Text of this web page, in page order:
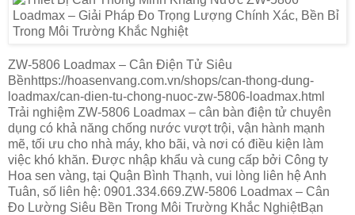
ZW-5806 Loadmax – Cân Điện Tử Siêu
Bềnhttps://hoasenvang.com.vn/shops/can-thong-dung-
loadmax/can-dien-tu-chong-nuoc-zw-5806-loadmax.html
Trải nghiệm ZW-5806 Loadmax – cân bàn điện tử chuyên
dụng có khả năng chống nước vượt trội, vận hành mạnh
mẽ, tối ưu cho nhà máy, kho bãi, và nơi có điều kiện làm
việc khó khăn. Được nhập khẩu và cung cấp bởi Công ty
Hoa sen vàng, tại Quận Bình Thạnh, vui lòng liên hệ Anh
Tuân, số liên hệ: 0901.334.669.ZW-5806 Loadmax – Cân
Đo Lường Siêu Bền Trong Môi Trường Khắc NghiệtBạn